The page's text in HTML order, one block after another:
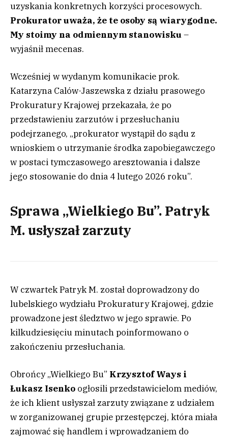
uzyskania konkretnych korzyści procesowych.
Prokurator uważa, że te osoby są wiarygodne.
My stoimy na odmiennym stanowisku–
wyjaśnił mecenas.
Wcześniej w wydanym komunikacie prok.
Katarzyna Calów-Jaszewska z działu prasowego
Prokuratury Krajowej przekazała, że po
przedstawieniu zarzutów i przesłuchaniu
podejrzanego, „prokurator wystąpił do sądu z
wnioskiem o utrzymanie środka zapobiegawczego
w postaci tymczasowego aresztowania i dalsze
jego stosowanie do dnia 4 lutego 2026 roku”.
Sprawa „Wielkiego Bu”. Patryk
M. usłyszał zarzuty
W czwartek Patryk M. został doprowadzony do
lubelskiego wydziału Prokuratury Krajowej, gdzie
prowadzone jest śledztwo w jego sprawie. Po
kilkudziesięciu minutach poinformowano o
zakończeniu przesłuchania.
Obrońcy „Wielkiego Bu” Krzysztof Ways i
Łukasz Isenko ogłosili przedstawicielom mediów,
że ich klient usłyszał zarzuty związane z udziałem
w zorganizowanej grupie przestępczej, która miała
zajmować się handlem i wprowadzaniem do